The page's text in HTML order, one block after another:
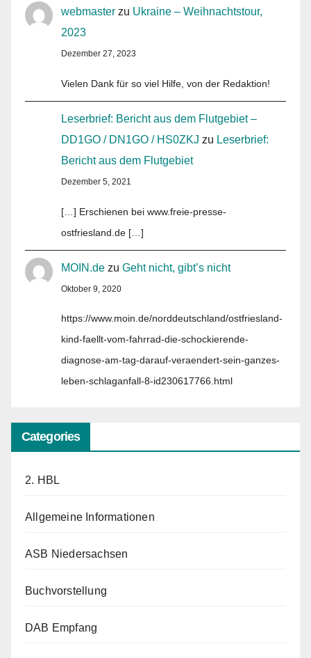
webmaster zu Ukraine – Weihnachtstour,
2023
Dezember 27, 2023
Vielen Dank für so viel Hilfe, von der Redaktion!
Leserbrief: Bericht aus dem Flutgebiet –
DD1GO / DN1GO / HS0ZKJ zu Leserbrief:
Bericht aus dem Flutgebiet
Dezember 5, 2021
[…] Erschienen bei www.freie-presse-
ostfriesland.de […]
MOIN.de zu Geht nicht, gibt’s nicht
Oktober 9, 2020
https://www.moin.de/norddeutschland/ostfriesland-
kind-faellt-vom-fahrrad-die-schockierende-
diagnose-am-tag-darauf-veraendert-sein-ganzes-
leben-schlaganfall-8-id230617766.html
Categories
2. HBL
Allgemeine Informationen
ASB Niedersachsen
Buchvorstellung
DAB Empfang